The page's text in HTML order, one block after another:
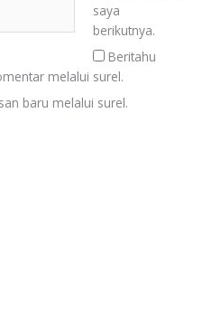
saya
berikutnya.
Beritahu
melalui surel.
baru melalui surel.